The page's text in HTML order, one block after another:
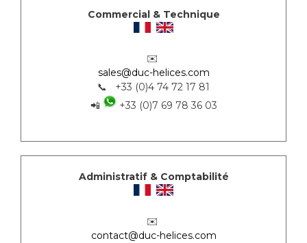
Commercial & Technique
✉️
sales@duc-helices.com
📞 +33 (0)4 74 72 17 81
📲
+33 (0)7 69 78 36 03
Administratif & Comptabilité
✉️
contact@duc-helices.com